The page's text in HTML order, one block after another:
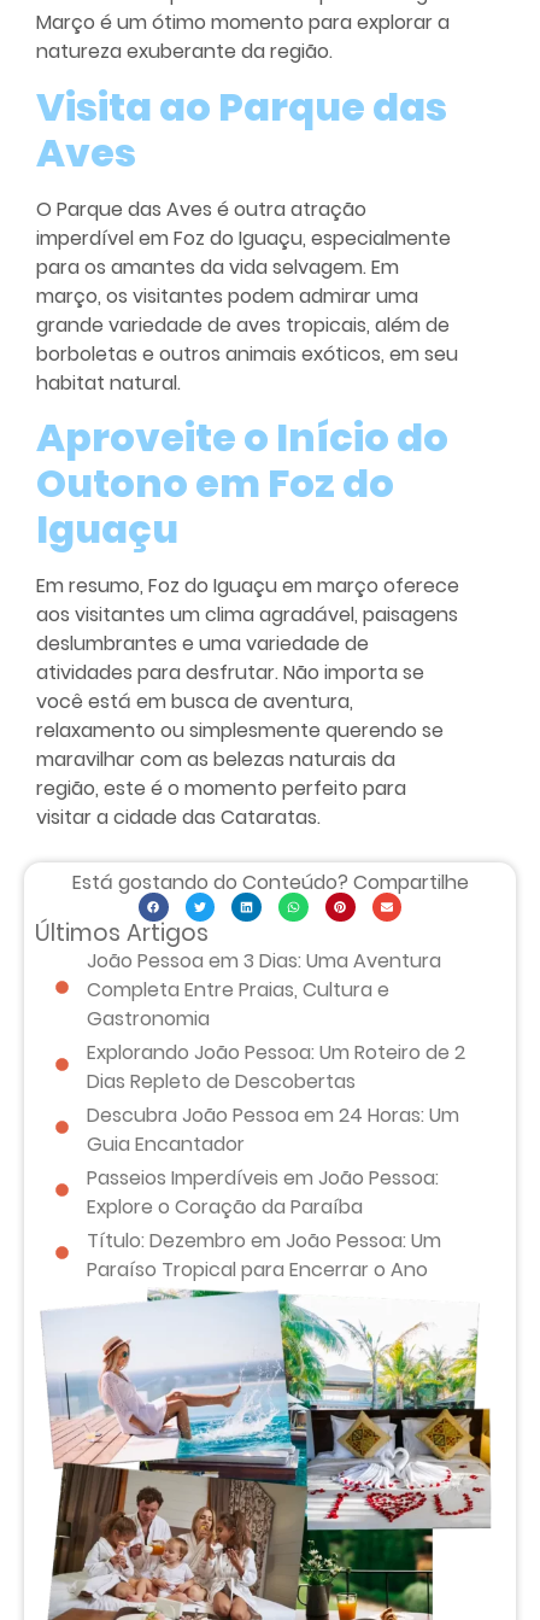
Março é um ótimo momento para explorar a
natureza exuberante da região.
Visita ao Parque das
Aves
O Parque das Aves é outra atração
imperdível em Foz do Iguaçu, especialmente
para os amantes da vida selvagem. Em
março, os visitantes podem admirar uma
grande variedade de aves tropicais, além de
borboletas e outros animais exóticos, em seu
habitat natural.
Aproveite o Início do
Outono em Foz do
Iguaçu
Em resumo, Foz do Iguaçu em março oferece
aos visitantes um clima agradável, paisagens
deslumbrantes e uma variedade de
atividades para desfrutar. Não importa se
você está em busca de aventura,
relaxamento ou simplesmente querendo se
maravilhar com as belezas naturais da
região, este é o momento perfeito para
visitar a cidade das Cataratas.
Está gostando do Conteúdo? Compartilhe
Últimos Artigos
João Pessoa em 3 Dias: Uma Aventura
Completa Entre Praias, Cultura e
Gastronomia
Explorando João Pessoa: Um Roteiro de 2
Dias Repleto de Descobertas
Descubra João Pessoa em 24 Horas: Um
Guia Encantador
Passeios Imperdíveis em João Pessoa:
Explore o Coração da Paraíba
Título: Dezembro em João Pessoa: Um
Paraíso Tropical para Encerrar o Ano